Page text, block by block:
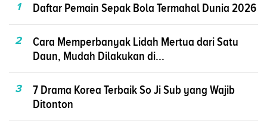
1
Daftar Pemain Sepak Bola Termahal Dunia 2026
2
Cara Memperbanyak Lidah Mertua dari Satu
Daun, Mudah Dilakukan di...
3
7 Drama Korea Terbaik So Ji Sub yang Wajib
Ditonton